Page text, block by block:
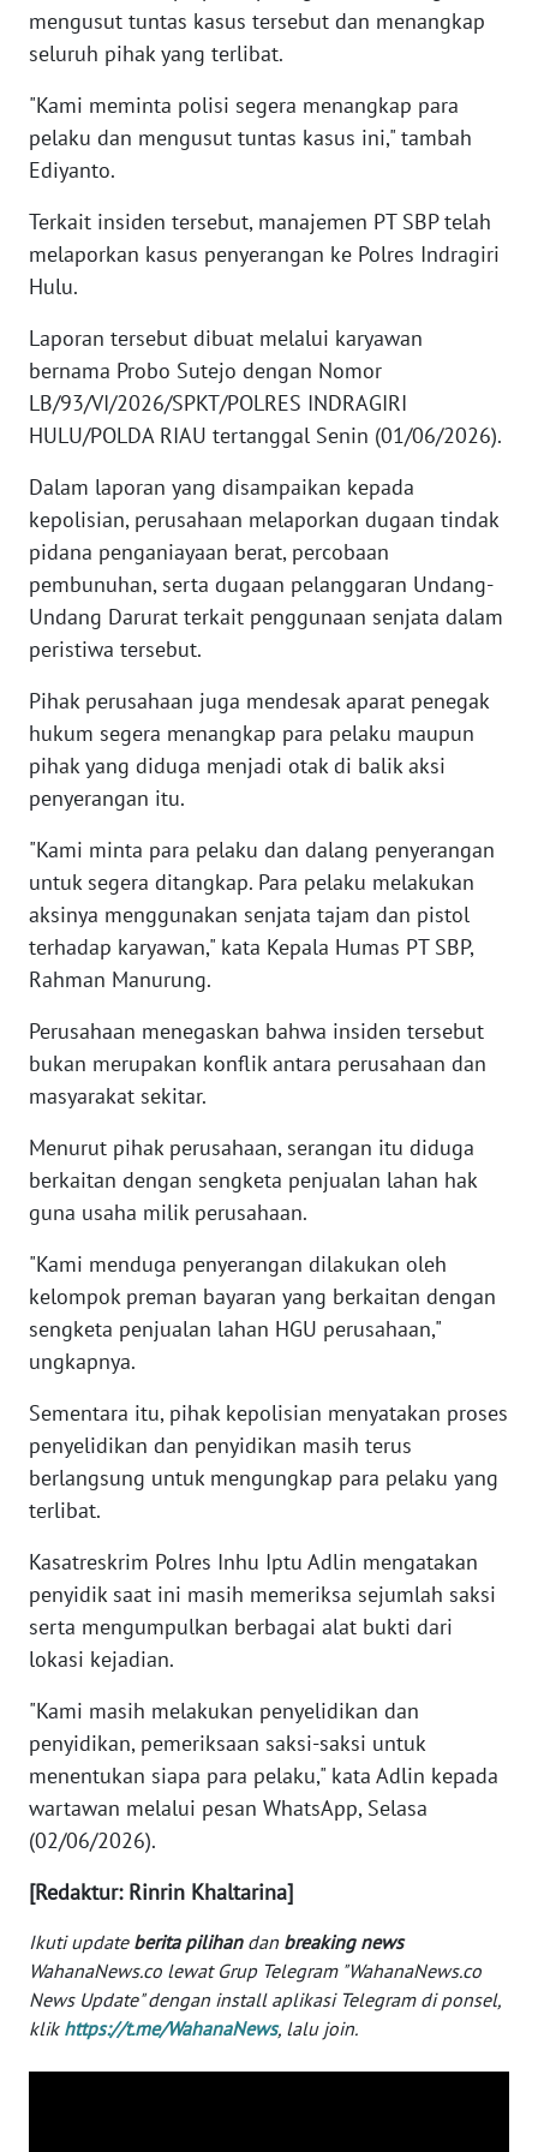
mengusut tuntas kasus tersebut dan menangkap
seluruh pihak yang terlibat.
"Kami meminta polisi segera menangkap para
pelaku dan mengusut tuntas kasus ini," tambah
Ediyanto.
Terkait insiden tersebut, manajemen PT SBP telah
melaporkan kasus penyerangan ke Polres Indragiri
Hulu.
Laporan tersebut dibuat melalui karyawan
bernama Probo Sutejo dengan Nomor
LB/93/VI/2026/SPKT/POLRES INDRAGIRI
HULU/POLDA RIAU tertanggal Senin (01/06/2026).
Dalam laporan yang disampaikan kepada
kepolisian, perusahaan melaporkan dugaan tindak
pidana penganiayaan berat, percobaan
pembunuhan, serta dugaan pelanggaran Undang-
Undang Darurat terkait penggunaan senjata dalam
peristiwa tersebut.
Pihak perusahaan juga mendesak aparat penegak
hukum segera menangkap para pelaku maupun
pihak yang diduga menjadi otak di balik aksi
penyerangan itu.
"Kami minta para pelaku dan dalang penyerangan
untuk segera ditangkap. Para pelaku melakukan
aksinya menggunakan senjata tajam dan pistol
terhadap karyawan," kata Kepala Humas PT SBP,
Rahman Manurung.
Perusahaan menegaskan bahwa insiden tersebut
bukan merupakan konflik antara perusahaan dan
masyarakat sekitar.
Menurut pihak perusahaan, serangan itu diduga
berkaitan dengan sengketa penjualan lahan hak
guna usaha milik perusahaan.
"Kami menduga penyerangan dilakukan oleh
kelompok preman bayaran yang berkaitan dengan
sengketa penjualan lahan HGU perusahaan,"
ungkapnya.
Sementara itu, pihak kepolisian menyatakan proses
penyelidikan dan penyidikan masih terus
berlangsung untuk mengungkap para pelaku yang
terlibat.
Kasatreskrim Polres Inhu Iptu Adlin mengatakan
penyidik saat ini masih memeriksa sejumlah saksi
serta mengumpulkan berbagai alat bukti dari
lokasi kejadian.
"Kami masih melakukan penyelidikan dan
penyidikan, pemeriksaan saksi-saksi untuk
menentukan siapa para pelaku," kata Adlin kepada
wartawan melalui pesan WhatsApp, Selasa
(02/06/2026).
[Redaktur: Rinrin Khaltarina]
Ikuti update berita pilihandan breaking news
WahanaNews.co lewat Grup Telegram "WahanaNews.co
News Update" dengan install aplikasi Telegram di ponsel,
klik https://t.me/WahanaNews, lalu join.
WN
NUSANTARA
WN
JOGJA
JATIM
WN
WN
KALBAR
KALTENG
WN
KALTARA
WN
WN
KALTIM
SULSEL
WN
GORONTALO
SULUT
WN
WN
MALUT
WN
DAIRI
WN
TOBA
WN
NIAS
WN
LANGKAT
WN
SELATAN
WN
LESUNG
WN
WN
SIMALUNGUN